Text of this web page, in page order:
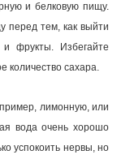
и белковую пищу.
перед тем, как выйти
фрукты. Избегайте
количество сахара.
лимонную, или
вода очень хорошо
успокоить нервы, но